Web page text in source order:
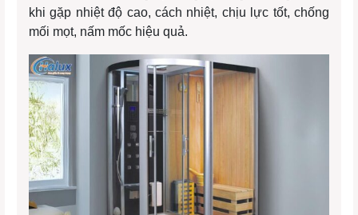
khi gặp nhiệt độ cao, cách nhiệt, chịu lực tốt, chống
mối mọt, nấm mốc hiệu quả.